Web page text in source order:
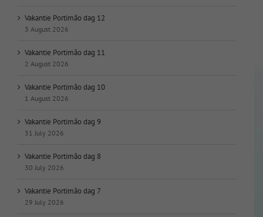
Vakantie Portimão dag 12
3 August 2026
Vakantie Portimão dag 11
2 August 2026
Vakantie Portimão dag 10
1 August 2026
Vakantie Portimão dag 9
31 July 2026
Vakantie Portimão dag 8
30 July 2026
Vakantie Portimão dag 7
29 July 2026